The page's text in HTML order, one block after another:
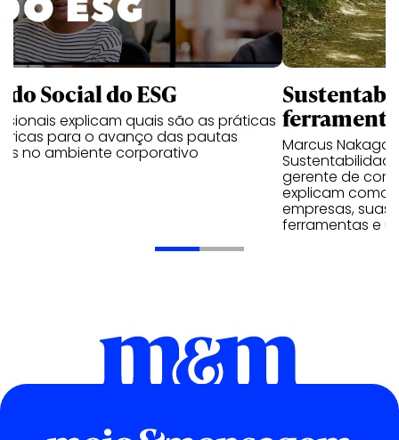
Social do ESG
explicam quais são as práticas
para o avanço das pautas
no ambiente corporativo Marcus
Sustentabilidade
gerente de
explicam como
empresas, suas
ferramentas e